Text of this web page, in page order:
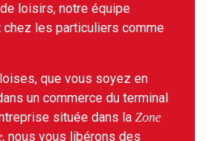
loisirs, notre équipe
chez les particuliers comme
que vous soyez en
un commerce du terminal
située dans la Zone
, nous vous libérons des